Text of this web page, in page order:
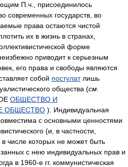
П.ч., присоединилось
современных государств, во
права остаются чистой
их в жизнь в странах,
форме
приводит к серьезным
его права и свободы являются
собой постулатлишь
общества (см.
ОБЩЕСТВО И
ОБЩЕСТВО ). Индивидуальная
с основными ценностями
(и, в частности,
числе которых не может быть
с нею индивидуальных прав и
в 1960-е гг. коммунистическая